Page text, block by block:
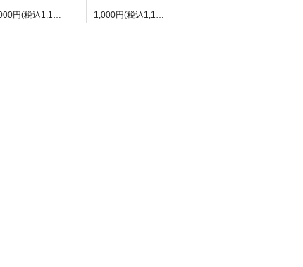
1,000円(税込1,100円) 1,000円(税込1,100円)